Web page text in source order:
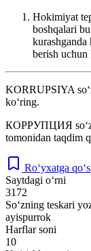
Hokimiyat
boshqalari
kurashganda
berish uchun
KORRUPSIYA
ko‘ring.
КОРРУПЦИЯ
tomonidan taqdim
Ro‘yxatga
Saytdagi o‘rni
3172
So‘zning teskari
ayispurrok
Harflar soni
10